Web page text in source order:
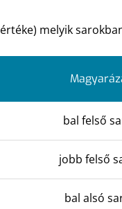
melyik
bal felső
jobb felső
bal alsó